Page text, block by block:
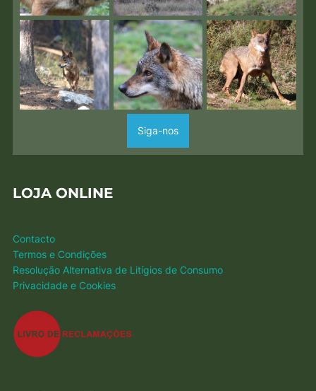
Siga-nos
LOJA ONLINE
Contacto
Termos e Condições
Resolução Alternativa de Litígios de Consumo
Privacidade e Cookies